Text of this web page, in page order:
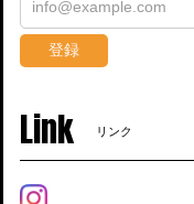
登録
Link リンク